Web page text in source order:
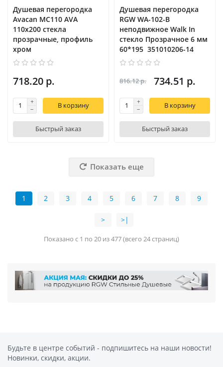
Душевая перегородка
Avacan MC110 AVA
110x200 стекла
прозрачные, профиль
хром
718.20 р.
В корзину
Быстрый заказ
Душевая перегородка
RGW WA-102-B
неподвижное Walk In
cтекло Прозрачное 6 мм
60*195 351010206-14
816.12 р. 734.51 р.
В корзину
Быстрый заказ
Показать еще
1 2 3 4 5 6 7 8 9
> >|
Показано с 1 по 20 из 477 (всего 24 страниц)
Будьте в центре событий - подпишитесь на наши новости!
Новинки, скидки, акции.